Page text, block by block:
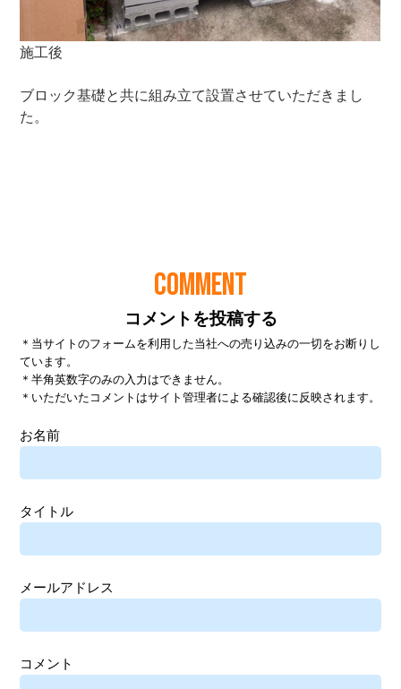
COMMENT
コメントを投稿する
＊当サイトのフォームを利用した当社への売り込みの一切をお断りし
ています。
＊半角英数字のみの入力はできません。
＊いただいたコメントはサイト管理者による確認後に反映されます。
お名前
タイトル
メールアドレス
コメント